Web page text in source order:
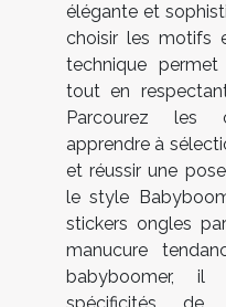
élégante et
choisir les motifs
technique
tout en
Parcourez les
apprendre à
et réussir une
le style
stickers ongles
manucure
babyboomer, il